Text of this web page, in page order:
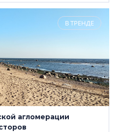
В ТРЕНДЕ
агломерации